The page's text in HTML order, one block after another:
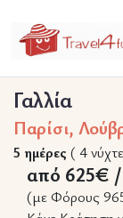
Γαλλία
Παρίσι,
5 ημέρες ( 4
από 625€
(με Φόρους